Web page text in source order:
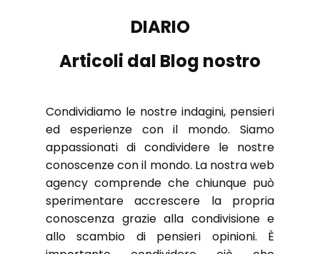
DIARIO
Articoli dal Blog nostro
Condividiamo le nostre indagini, pensieri
ed esperienze con il mondo. Siamo
appassionati di condividere le nostre
conoscenze con il mondo. La nostra web
agency comprende che chiunque può
sperimentare accrescere la propria
conoscenza grazie alla condivisione e
allo scambio di pensier​i opinioni. È